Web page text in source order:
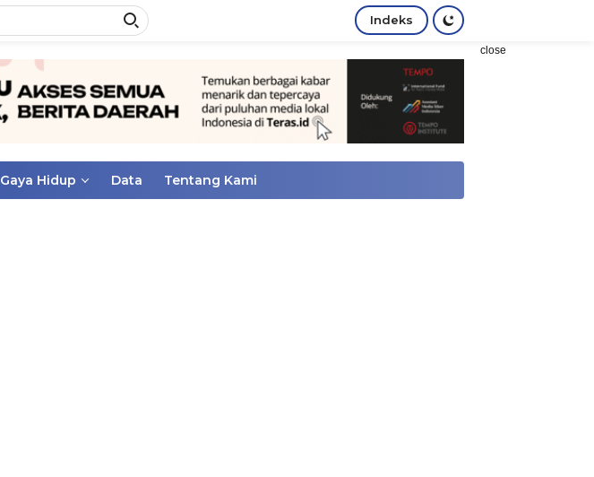
Indeks
close
Gaya Hidup Data Tentang Kami